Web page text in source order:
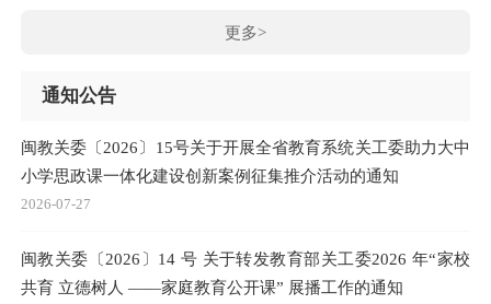
更多>
通知公告
闽教关委〔2026〕15号关于开展全省教育系统关工委助力大中
小学思政课一体化建设创新案例征集推介活动的通知
2026-07-27
闽教关委〔2026〕14 号 关于转发教育部关工委2026 年“家校
共育 立德树人 ——家庭教育公开课” 展播工作的通知